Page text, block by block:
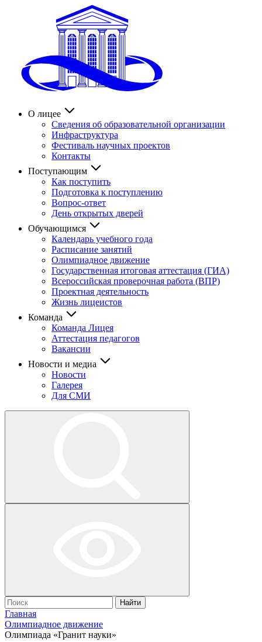
О лицее
Сведения об образовательной организации
Инфраструктура
Фестиваль научных проектов
Контакты
Поступающим
Как поступить
Подготовка к поступлению
Вопрос-ответ
День открытых дверей
Обучающимся
Календарь учебного года
Расписание занятий
Олимпиадное движение
Государственная итоговая аттестация (ГИА)
Всероссийская проверочная работа (ВПР)
Проектная деятельность
Жизнь лицеистов
Команда
Команда Лицея
Аттестация педагогов
Вакансии
Новости и медиа
Новости
Галерея
Для СМИ
Найти
Главная
Олимпиадное движение
Олимпиада «Гранит науки»